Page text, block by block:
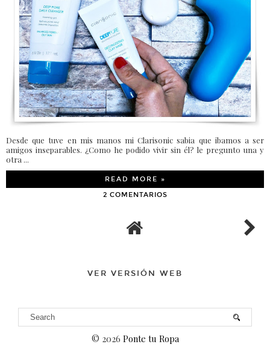
Desde que tuve en mis manos mi Clarisonic sabia que ibamos a ser
amigos inseparables. ¿Como he podido vivir sin él? le pregunto una y
otra ...
READ MORE »
2 COMENTARIOS
VER VERSIÓN WEB
© 2026 Ponte tu Ropa